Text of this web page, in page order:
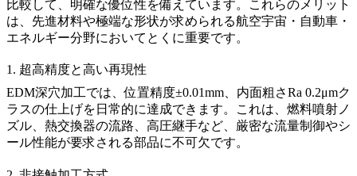
比較して、明確な優位性を備えています。これらのメリット
は、先進材料や極端な形状が求められる航空宇宙・自動車・
エネルギー分野においてとくに重要です。
1. 超高精度と高い再現性
EDM深穴加工では、位置精度±0.01mm、内面粗さRa 0.2μmク
ラスの仕上げを日常的に達成できます。これは、燃料噴射ノ
ズル、熱交換器の流路、高圧継手など、厳密な流量制御やシ
ール性能が要求される部品に不可欠です。